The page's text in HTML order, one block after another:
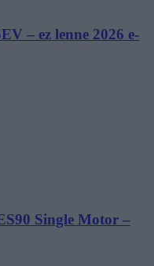
– ez lenne 2026 e-
Single Motor –